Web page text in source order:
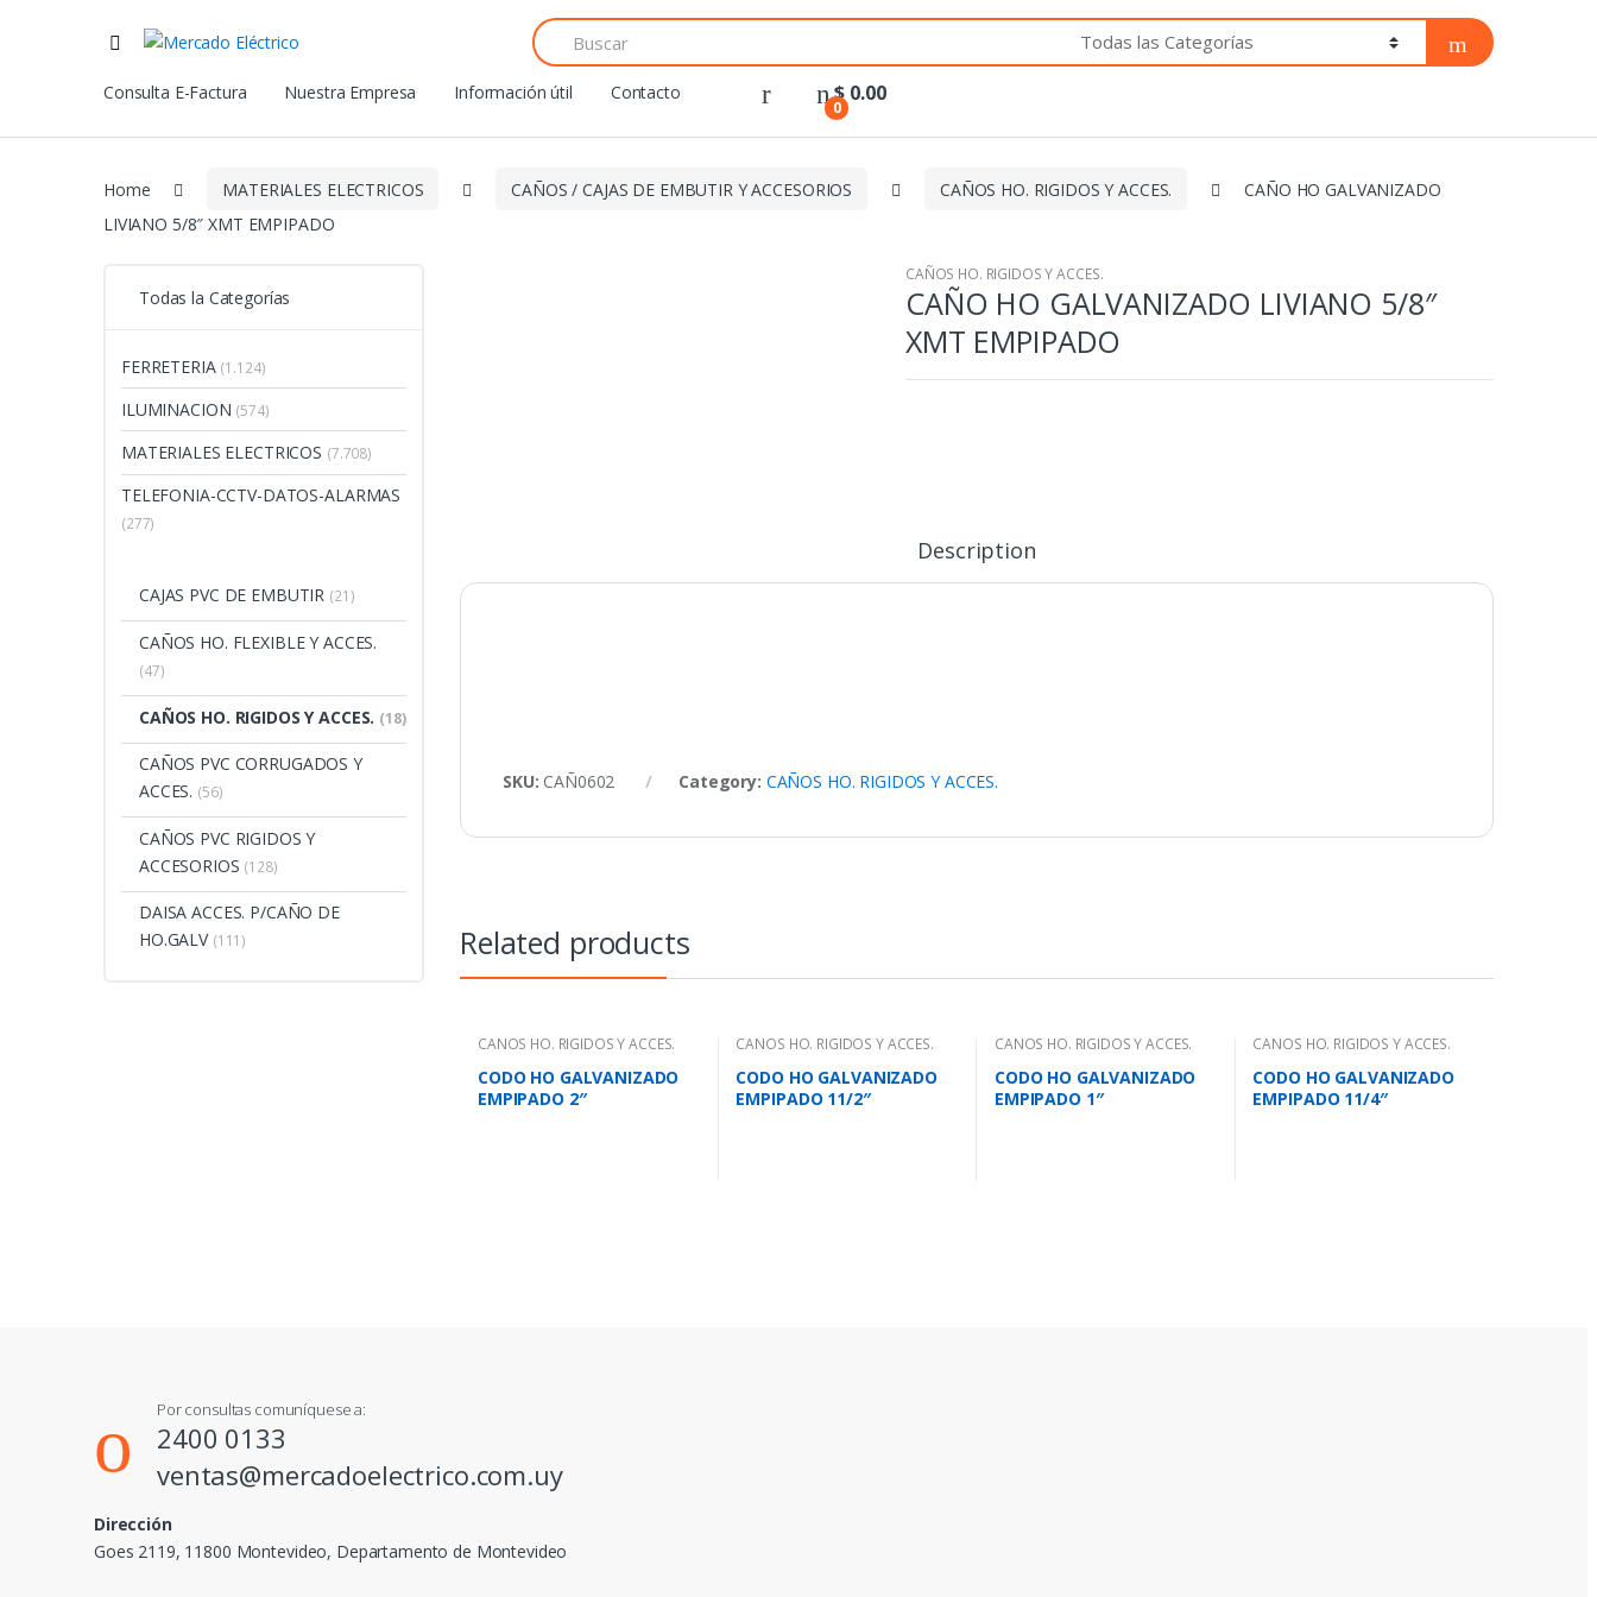
Search
for:
Consulta E-Factura
Nuestra Empresa Información útil Contacto
0
$ 0.00
Home MATERIALES ELECTRICOS CAÑOS / CAJAS DE EMBUTIR Y ACCESORIOS CAÑOS HO. RIGIDOS Y ACCES.
CAÑO HO GALVANIZADO
LIVIANO 5/8″ XMT EMPIPADO
CAÑOS HO. RIGIDOS Y ACCES.
CAÑO HO GALVANIZADO LIVIANO 5/8″
XMT EMPIPADO
Description
SKU: CAÑ0602 Category: CAÑOS HO. RIGIDOS Y ACCES.
Related products
CAÑOS HO. RIGIDOS Y ACCES.
CODO HO GALVANIZADO
EMPIPADO 2″
CAÑOS HO. RIGIDOS Y ACCES.
CODO HO GALVANIZADO
EMPIPADO 11/2″
CAÑOS HO. RIGIDOS Y ACCES.
CODO HO GALVANIZADO
EMPIPADO 1″
CAÑOS HO. RIGIDOS Y ACCES.
CODO HO GALVANIZADO
EMPIPADO 11/4″
Todas la Categorías
FERRETERIA (1.124)
ILUMINACION (574)
MATERIALES ELECTRICOS (7.708)
TELEFONIA-CCTV-DATOS-ALARMAS
(277)
CAJAS PVC DE EMBUTIR (21)
CAÑOS HO. FLEXIBLE Y ACCES.
(47)
CAÑOS HO. RIGIDOS Y ACCES. (18)
CAÑOS PVC CORRUGADOS Y
ACCES. (56)
CAÑOS PVC RIGIDOS Y
ACCESORIOS (128)
DAISA ACCES. P/CAÑO DE
HO.GALV (111)
Por consultas comuníquese a:
2400 0133
ventas@mercadoelectrico.com.uy
Dirección
Goes 2119, 11800 Montevideo, Departamento de Montevideo